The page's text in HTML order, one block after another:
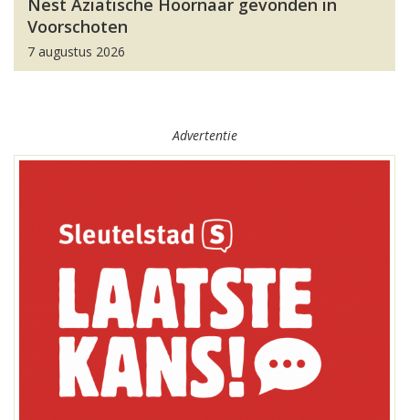
Nest Aziatische Hoornaar gevonden in
Voorschoten
7 augustus 2026
Advertentie